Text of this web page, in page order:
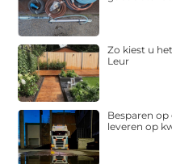
Zo kiest u
Leur
Besparen
leveren op